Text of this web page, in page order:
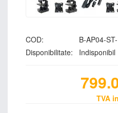
COD:
B-AP04-
Disponibilitate:
Indisponibil
TVA